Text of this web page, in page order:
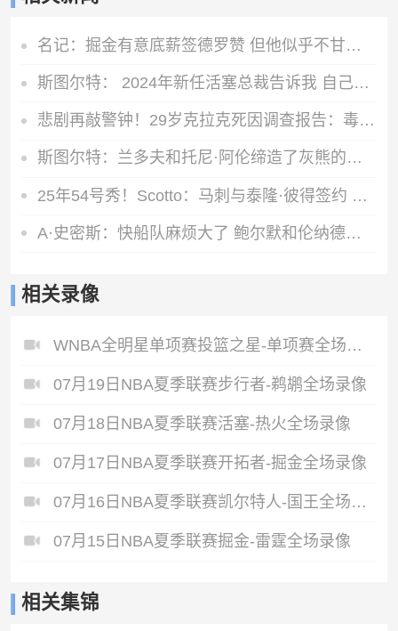
名记：掘金有意底薪签德罗赞 但他似乎不甘心只拿底薪合同
斯图尔特： 2024年新任活塞总裁告诉我 自己可能成为交易筹码
悲剧再敲警钟！29岁克拉克死因调查报告：毒品吸食过量致死
斯图尔特：兰多夫和托尼·阿伦缔造了灰熊的铁血球风
25年54号秀！Scotto：马刺与泰隆·彼得签约 球员将参加训练营
A·史密斯：快船队麻烦大了 鲍尔默和伦纳德都应该被禁赛一年！
相关录像
WNBA全明星单项赛投篮之星-单项赛全场录像
07月19日NBA夏季联赛步行者-鹈鹕全场录像
07月18日NBA夏季联赛活塞-热火全场录像
07月17日NBA夏季联赛开拓者-掘金全场录像
07月16日NBA夏季联赛凯尔特人-国王全场录像
07月15日NBA夏季联赛掘金-雷霆全场录像
相关集锦